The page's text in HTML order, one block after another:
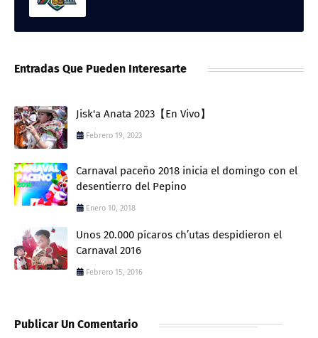
Entradas Que Pueden Interesarte
Jisk'a Anata 2023【En Vivo】
Febrero 19, 2023
Carnaval paceño 2018 inicia el domingo con el
desentierro del Pepino
Enero 10, 2018
Unos 20.000 pícaros ch’utas despidieron el
Carnaval 2016
Febrero 15, 2016
Publicar Un Comentario